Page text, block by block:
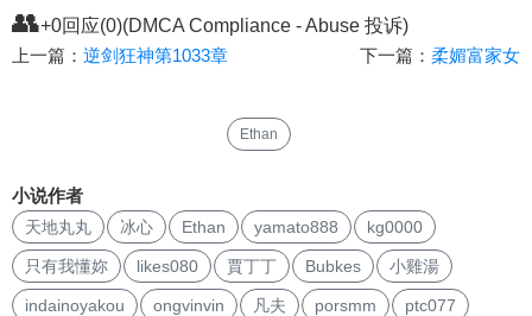
👥+0回应(0)(DMCA Compliance - Abuse 投诉)
上一篇： 逆剑狂神第1033章 下一篇： 柔媚富家女
Ethan
小说作者
天地丸丸 冰心 Ethan yamato888 kg0000
只有我懂妳 likes080 賈丁丁 Bubkes 小雞湯
indainoyakou ongvinvin 凡夫 porsmm ptc077